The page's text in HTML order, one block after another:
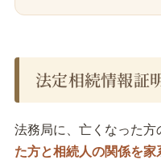
法定相続情報証
法務局に、亡くなった方
た方と相続人の関係を家